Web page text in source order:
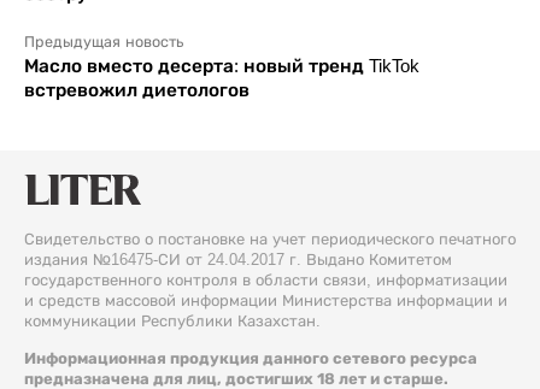
Предыдущая новость
Масло вместо десерта: новый тренд TikTok
встревожил диетологов
Свидетельство о постановке на учет периодического печатного
издания №16475-СИ от 24.04.2017 г. Выдано Комитетом
государственного контроля в области связи, информатизации
и средств массовой информации Министерства информации и
коммуникации Республики Казахстан.
Информационная продукция данного сетевого ресурса
предназначена для лиц, достигших 18 лет и старше.